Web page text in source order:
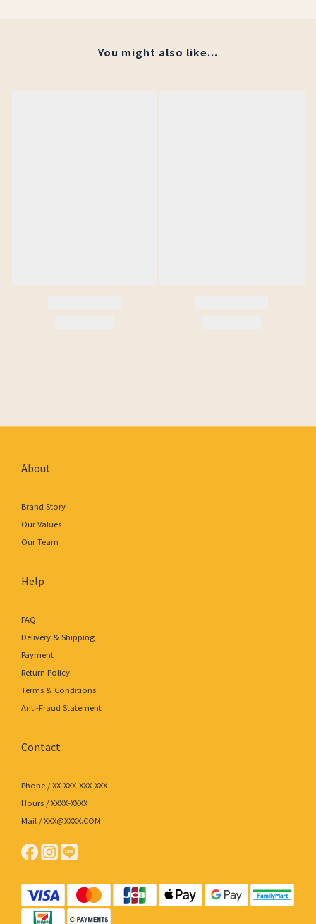
You might also like...
About
Brand Story
Our Values
Our Team
Help
FAQ
Delivery & Shipping
Payment
Return Policy
Terms & Conditions
Anti-Fraud Statement
Contact
Phone / XX-XXX-XXX-XXX
Hours / XXXX-XXXX
Mail / XXX@XXXX.COM